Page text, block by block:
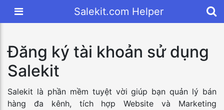
Salekit.com Helper
Đăng ký tài khoản sử dụng
Salekit
Salekit là phần mềm tuyệt vời giúp bạn quản lý bán
hàng đa kênh, tích hợp Website và Marketing